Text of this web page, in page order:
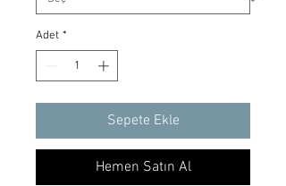
Adet *
Sepete Ekle
Hemen Satın Al